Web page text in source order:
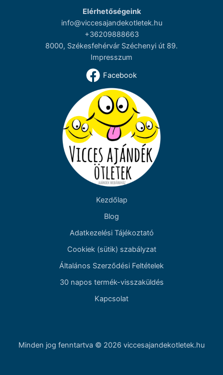
Elérhetőségeink
info@viccesajandekotletek.hu
+36209888663
8000, Székesfehérvár Széchenyi út 89.
Impresszum
Facebook
Kezdőlap
Blog
Adatkezelési Tájékoztató
Cookiek (sütik) szabályzat
Általános Szerződési Feltételek
30 napos termék-visszaküldés
Kapcsolat
Minden jog fenntartva © 2026 viccesajandekotletek.hu